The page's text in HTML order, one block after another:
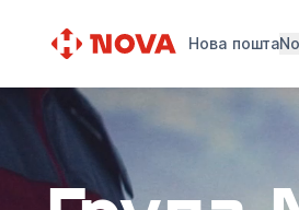
Нова пошта